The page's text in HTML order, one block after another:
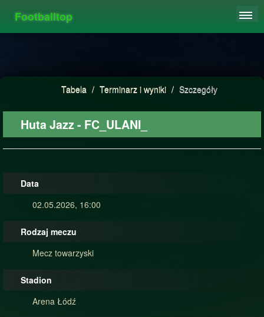
Footballtop
STATYSTYKI
Tabela / Terminarz i wyniki / Szczegóły
Huta Jazz - FC_ULANI_
Data
02.05.2026, 16:00
Rodzaj meczu
Mecz towarzyski
Stadion
Arena Łódź